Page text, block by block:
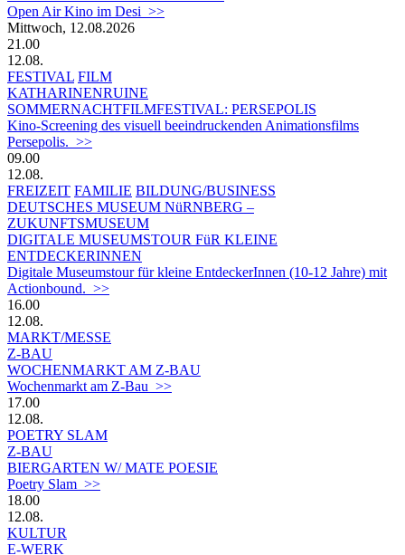
Open Air Kino im Desi >>
Mittwoch, 12.08.2026
21.00
12.08.
FESTIVAL FILM
KATHARINENRUINE
SOMMERNACHTFILMFESTIVAL: PERSEPOLIS
Kino-Screening des visuell beeindruckenden Animationsfilms
Persepolis. >>
09.00
12.08.
FREIZEIT FAMILIE BILDUNG/BUSINESS
DEUTSCHES MUSEUM NüRNBERG –
ZUKUNFTSMUSEUM
DIGITALE MUSEUMSTOUR FüR KLEINE
ENTDECKERINNEN
Digitale Museumstour für kleine EntdeckerInnen (10-12 Jahre) mit
Actionbound. >>
16.00
12.08.
MARKT/MESSE
Z-BAU
WOCHENMARKT AM Z-BAU
Wochenmarkt am Z-Bau >>
17.00
12.08.
POETRY SLAM
Z-BAU
BIERGARTEN W/ MATE POESIE
Poetry Slam >>
18.00
12.08.
KULTUR
E-WERK